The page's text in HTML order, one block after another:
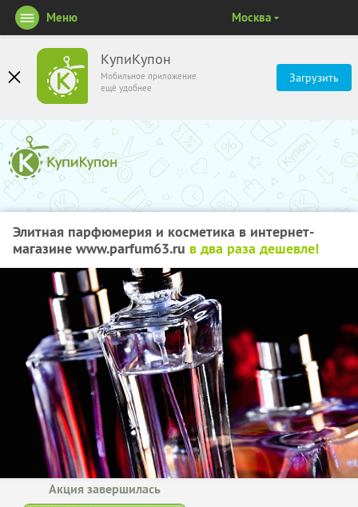
КупиКупон
Мобильное приложение
ещё удобнее
Загрузить
Меню Москва
Элитная парфюмерия и косметика в интернет-
магазине www.parfum63.ru в два раза дешевле!
Акция завершилась